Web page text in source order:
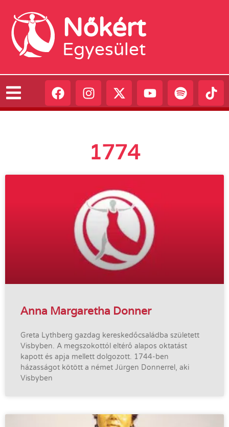
Nőkért
Egyesület
1774
Anna Margaretha Donner
Greta Lythberg gazdag kereskedőcsaládba született
Visbyben. A megszokottól eltérő alapos oktatást
kapott és apja mellett dolgozott. 1744-ben
házasságot kötött a német Jürgen Donnerrel, aki
Visbyben